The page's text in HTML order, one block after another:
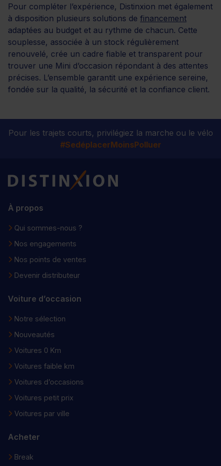
Pour compléter l’expérience, Distinxion met également
à disposition plusieurs solutions de financement
adaptées au budget et au rythme de chacun. Cette
souplesse, associée à un stock régulièrement
renouvelé, crée un cadre fiable et transparent pour
trouver une Mini d’occasion répondant à des attentes
précises. L’ensemble garantit une expérience sereine,
fondée sur la qualité, la sécurité et la confiance client.
Pour les trajets courts, privilégiez la marche ou le vélo
#SedéplacerMoinsPolluer
Distinxion
À propos
Qui sommes-nous ?
Nos engagements
Nos points de ventes
Devenir distributeur
Voiture d’occasion
Notre sélection
Nouveautés
Voitures 0 Km
Voitures faible km
Voitures d’occasions
Voitures petit prix
Voitures par ville
Acheter
Break